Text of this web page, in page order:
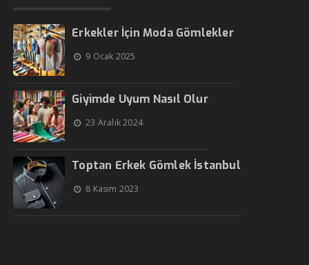
Erkekler İçin Moda Gömlekler
9 Ocak 2025
Giyimde Uyum Nasıl Olur
23 Aralık 2024
Toptan Erkek Gömlek İstanbul
8 Kasım 2023